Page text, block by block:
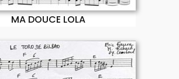
MA DOUCE LOLA